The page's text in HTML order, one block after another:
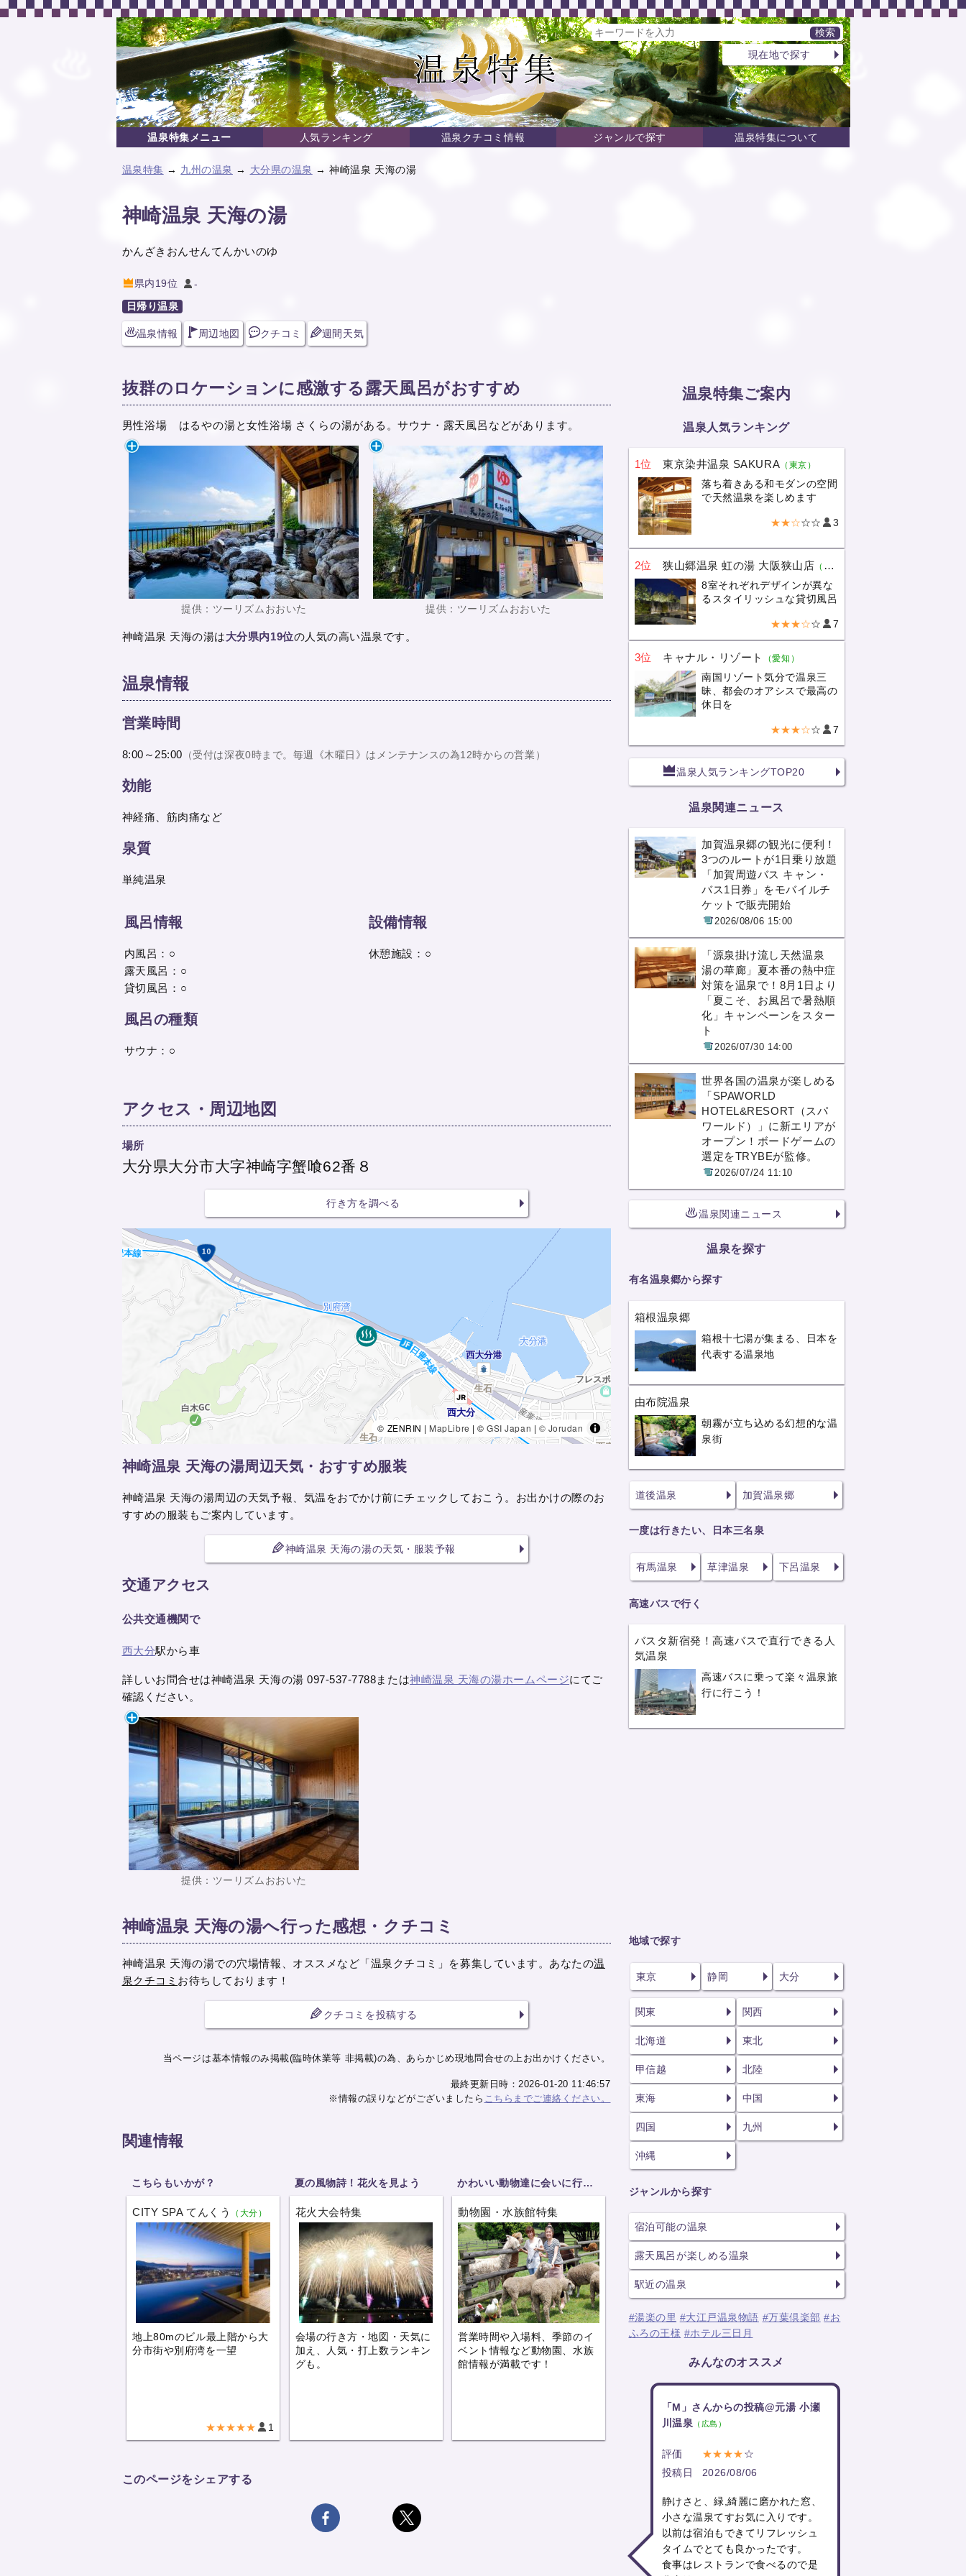
温泉特集メニュー 人気ランキング 温泉クチコミ情報 ジャンルで探す 温泉特集について
現在地で探す
温泉特集 → 九州の温泉 → 大分県の温泉 → 神崎温泉 天海の湯
神崎温泉 天海の湯
かんざきおんせんてんかいのゆ
県内19位 -
日帰り温泉
温泉情報 周辺地図 クチコミ 週間天気
抜群のロケーションに感激する露天風呂がおすすめ
男性浴場 はるやの湯と女性浴場 さくらの湯がある。サウナ・露天風呂などがあります。
提供：ツーリズムおおいた 提供：ツーリズムおおいた
神崎温泉 天海の湯は大分県内19位の人気の高い温泉です。
温泉情報
営業時間
8:00～25:00 （受付は深夜0時まで。毎週《木曜日》はメンテナンスの為12時からの営業）
効能
神経痛、筋肉痛など
泉質
単純温泉
風呂情報
内風呂：○
露天風呂：○
貸切風呂：○
風呂の種類
サウナ：○
設備情報
休憩施設：○
アクセス・周辺地図
場所
大分県大分市大字神崎字蟹喰62番８
行き方を調べる
© ZENRIN | MapLibre | ©GSI Japan | © Jorudan
神崎温泉 天海の湯周辺天気・おすすめ服装
神崎温泉 天海の湯周辺の天気予報、気温をおでかけ前にチェックしておこう。お出かけの際のお
すすめの服装もご案内しています。
神崎温泉 天海の湯の天気・服装予報
交通アクセス
公共交通機関で
西大分駅から車
詳しいお問合せは神崎温泉 天海の湯 097-537-7788または神崎温泉 天海の湯ホームページにてご
確認ください。
提供：ツーリズムおおいた
神崎温泉 天海の湯へ行った感想・クチコミ
神崎温泉 天海の湯での穴場情報、オススメなど「温泉クチコミ」を募集しています。あなたの温
泉クチコミ お待ちしております！
クチコミを投稿する
当ページは基本情報のみ掲載(臨時休業等 非掲載)の為、あらかじめ現地問合せの上お出かけください。
最終更新日時：2026-01-20 11:46:57
※情報の誤りなどがございましたら こちらまでご連絡ください。
関連情報
こちらもいかが？
CITY SPA てんくう （大分）
地上80mのビル最上階から大
分市街や別府湾を一望
★★★★★ 1
夏の風物詩！花火を見よう
花火大会特集
会場の行き方・地図・天気に
加え、人気・打上数ランキン
グも。
かわいい動物達に会いに行こう
動物園・水族館特集
営業時間や入場料、季節のイ
ベント情報など動物園、水族
館情報が満載です！
このページをシェアする
温泉特集ご案内
温泉人気ランキング
1位 東京染井温泉 SAKURA （東京）
落ち着きある和モダンの空間
で天然温泉を楽しめます
★★☆☆☆ 3
2位 狭山郷温泉 虹の湯 大阪狭山店 （大阪）
8室それぞれデザインが異な
るスタイリッシュな貸切風呂
★★★☆☆ 7
3位 キャナル・リゾート （愛知）
南国リゾート気分で温泉三
昧、都会のオアシスで最高の
休日を
★★★☆☆ 7
温泉人気ランキングTOP20
温泉関連ニュース
加賀温泉郷の観光に便利！
3つのルートが1日乗り放題
「加賀周遊バス キャン・
バス1日券」をモバイルチ
ケットで販売開始
2026/08/06 15:00
「源泉掛け流し天然温泉
湯の華廊」夏本番の熱中症
対策を温泉で！8月1日より
「夏こそ、お風呂で暑熱順
化」キャンペーンをスター
ト
2026/07/30 14:00
世界各国の温泉が楽しめる
「SPAWORLD
HOTEL&RESORT（スパ
ワールド）」に新エリアが
オープン！ボードゲームの
選定をTRYBEが監修。
2026/07/24 11:10
温泉関連ニュース
温泉を探す
有名温泉郷から探す
箱根温泉郷
箱根十七湯が集まる、日本を
代表する温泉地
由布院温泉
朝霧が立ち込める幻想的な温
泉街
道後温泉 加賀温泉郷
一度は行きたい、日本三名泉
有馬温泉 草津温泉 下呂温泉
高速バスで行く
バスタ新宿発！高速バスで直行できる人
気温泉
高速バスに乗って楽々温泉旅
行に行こう！
地域で探す
東京 静岡 大分
関東 関西
北海道 東北
甲信越 北陸
東海 中国
四国 九州
沖縄
ジャンルから探す
宿泊可能の温泉
露天風呂が楽しめる温泉
駅近の温泉
#湯楽の里 #大江戸温泉物語 #万葉倶楽部 #お
ふろの王様 #ホテル三日月
みんなのオススメ
「M」さんからの投稿@元湯 小瀬
川温泉 （広島）
評価 ★★★★☆
投稿日
2026/08/06
静けさと、緑,綺麗に磨かれた窓、
小さな温泉てすお気に入りです。
以前は宿泊もできてリフレッシュ
タイムでとても良かったです。
食事はレストランで食べるので是